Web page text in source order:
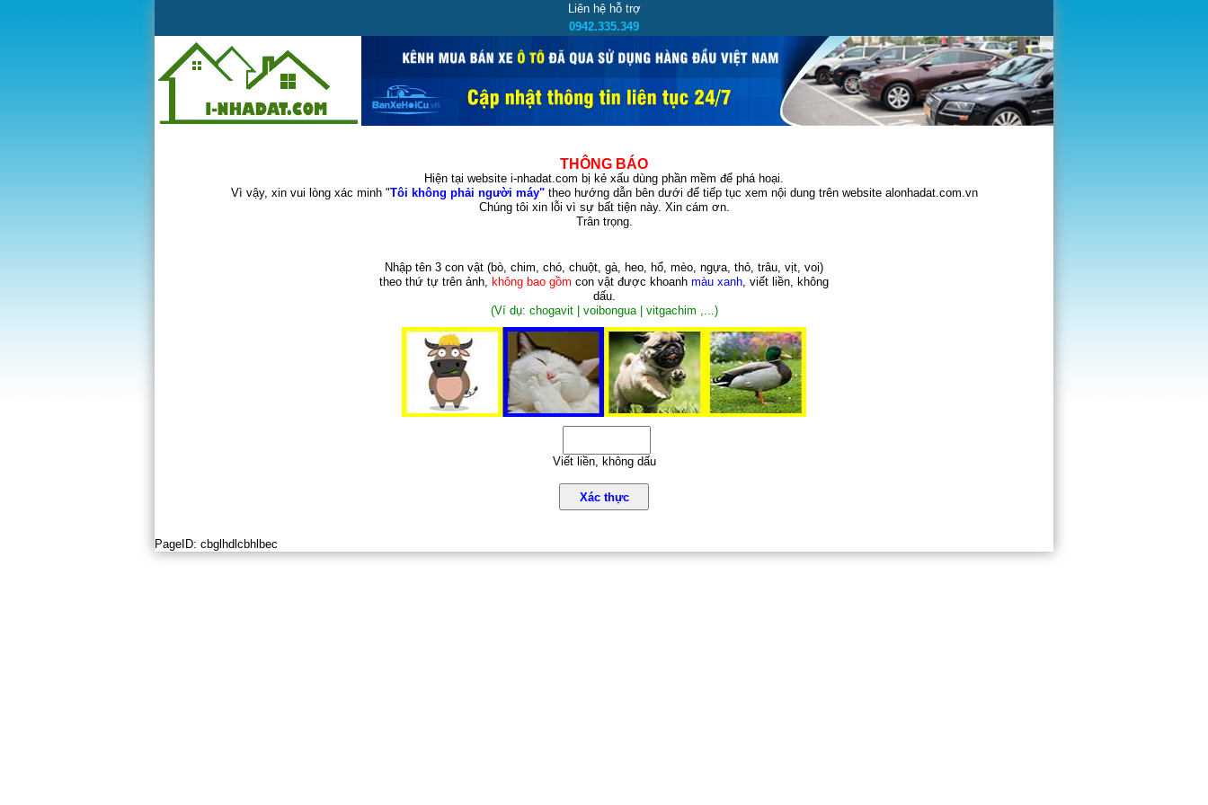
Liên hệ hỗ trợ
0942.335.349
THÔNG BÁO
Hiện tại website i-nhadat.com bị kẻ xấu dùng phần mềm để phá hoại.
Vì vậy, xin vui lòng xác minh "Tôi không phải người máy"theo hướng dẫn bên dưới để tiếp tục xem nội dung trên website alonhadat.com.vn
Chúng tôi xin lỗi vì sự bất tiện này. Xin cám ơn.
Trân trọng.
Nhập tên 3 con vật (bò, chim, chó, chuột, gà, heo, hổ, mèo, ngựa, thỏ, trâu, vịt, voi)
theo thứ tự trên ảnh, không bao gồm con vật được khoanh màu xanh, viết liền, không
dấu.
(Ví dụ: chogavit | voibongua | vitgachim ,...)
Viết liền, không dấu
Xác thực
PageID: cbglhdlcbhlbec